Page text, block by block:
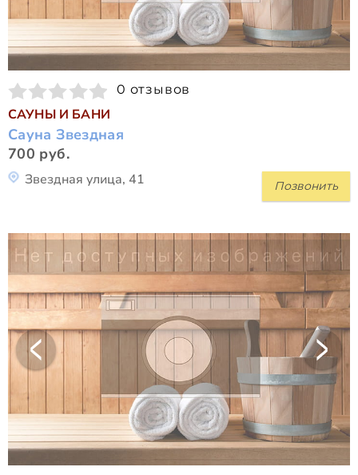
0 отзывов
САУНЫ И БАНИ
Сауна Звездная
700 руб.
Позвонить
Звездная улица, 41